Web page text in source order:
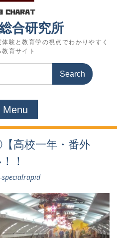
合研究所
験と教育学の視点でわかりやすく
育サイト
Menu
高校一年・番外
！
specialrapid